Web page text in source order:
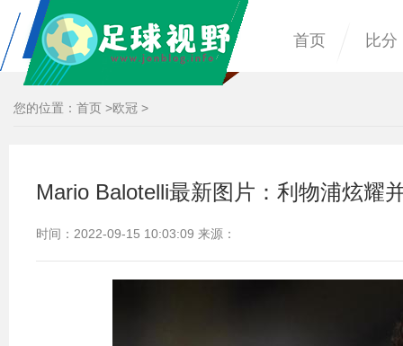
首页 比分
您的位置： 首页 >欧冠 >
Mario Balotelli最新图片：利物浦炫耀
时间：2022-09-15 10:03:09 来源：